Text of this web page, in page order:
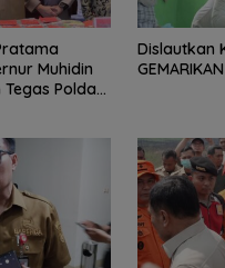
Muhidin
Polda
Dislautkan